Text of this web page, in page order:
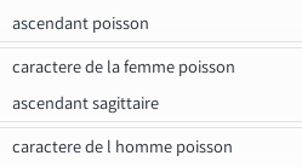
ascendant poisson
caractere de la femme poisson
ascendant sagittaire
caractere de l homme poisson